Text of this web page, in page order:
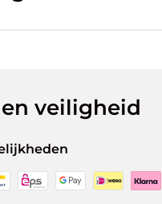
veiligheid